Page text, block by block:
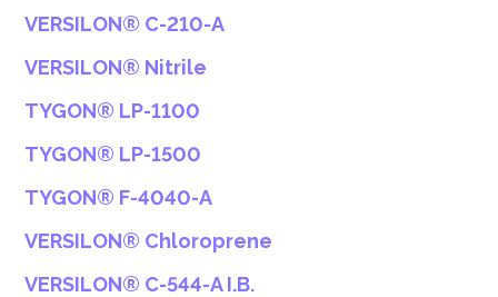
VERSILON® C-210-A
VERSILON® Nitrile
TYGON® LP-1100
TYGON® LP-1500
TYGON® F-4040-A
VERSILON® Chloroprene
VERSILON® C-544-A I.B.